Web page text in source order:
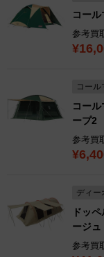
コー
参考買
コール
コー
ープ2
参考買
ディー
ドッ
ージ
参考買